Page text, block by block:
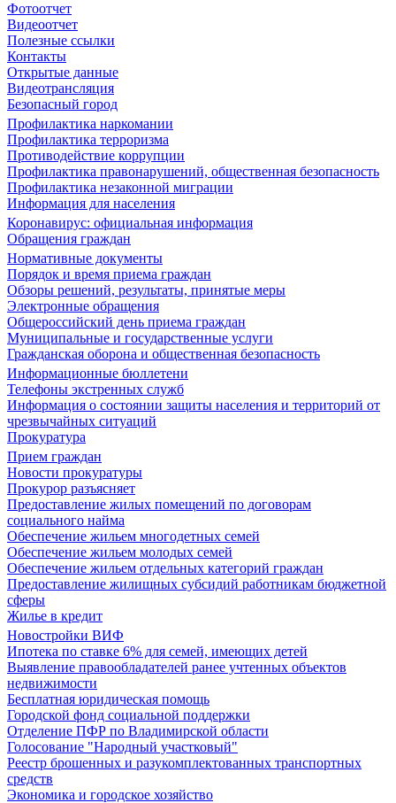
Фотоотчет
Видеоотчет
Полезные ссылки
Контакты
Открытые данные
Видеотрансляция
Безопасный город
Профилактика наркомании
Профилактика терроризма
Противодействие коррупции
Профилактика правонарушений, общественная безопасность
Профилактика незаконной миграции
Информация для населения
Коронавирус: официальная информация
Обращения граждан
Нормативные документы
Порядок и время приема граждан
Обзоры решений, результаты, принятые меры
Электронные обращения
Общероссийский день приема граждан
Муниципальные и государственные услуги
Гражданская оборона и общественная безопасность
Информационные бюллетени
Телефоны экстренных служб
Информация о состоянии защиты населения и территорий от
чрезвычайных ситуаций
Прокуратура
Прием граждан
Новости прокуратуры
Прокурор разъясняет
Предоставление жилых помещений по договорам
социального найма
Обеспечение жильем многодетных семей
Обеспечение жильем молодых семей
Обеспечение жильем отдельных категорий граждан
Предоставление жилищных субсидий работникам бюджетной
сферы
Жилье в кредит
Новостройки ВИФ
Ипотека по ставке 6% для семей, имеющих детей
Выявление правообладателей ранее учтенных объектов
недвижимости
Бесплатная юридическая помощь
Городской фонд социальной поддержки
Отделение ПФР по Владимирской области
Голосование "Народный участковый"
Реестр брошенных и разукомплектованных транспортных
средств
Экономика и городское хозяйство